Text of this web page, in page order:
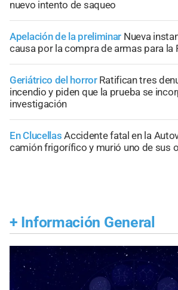
nuevo intento de saqueo
Apelación de la preliminar Nueva
causa por la compra de armas para la
Geriátrico del horror Ratifican tres
incendio y piden que la prueba se
investigación
En Clucellas Accidente fatal en la
camión frigorífico y murió uno de sus
+ Información General